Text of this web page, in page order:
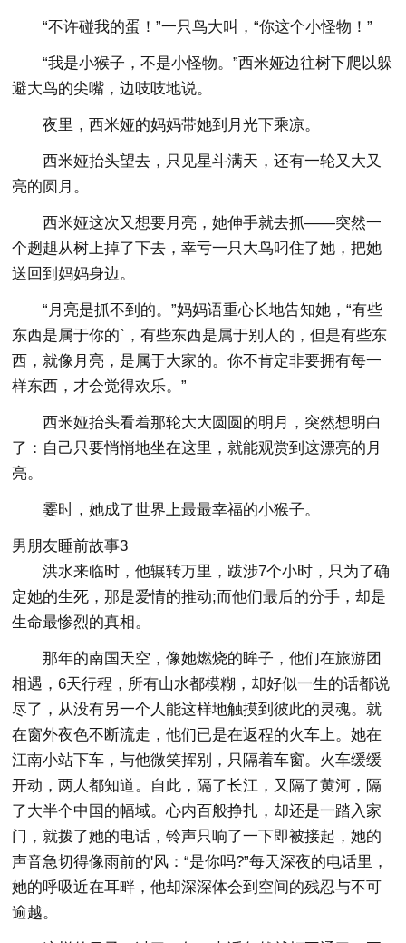
“不许碰我的蛋！”一只鸟大叫，“你这个小怪物！”
“我是小猴子，不是小怪物。”西米娅边往树下爬以躲
避大鸟的尖嘴，边吱吱地说。
夜里，西米娅的妈妈带她到月光下乘凉。
西米娅抬头望去，只见星斗满天，还有一轮又大又
亮的圆月。
西米娅这次又想要月亮，她伸手就去抓——突然一
个趔趄从树上掉了下去，幸亏一只大鸟叼住了她，把她
送回到妈妈身边。
“月亮是抓不到的。”妈妈语重心长地告知她，“有些
东西是属于你的`，有些东西是属于别人的，但是有些东
西，就像月亮，是属于大家的。你不肯定非要拥有每一
样东西，才会觉得欢乐。”
西米娅抬头看着那轮大大圆圆的明月，突然想明白
了：自己只要悄悄地坐在这里，就能观赏到这漂亮的月
亮。
霎时，她成了世界上最最幸福的小猴子。
男朋友睡前故事3
洪水来临时，他辗转万里，跋涉7个小时，只为了确
定她的生死，那是爱情的推动;而他们最后的分手，却是
生命最惨烈的真相。
那年的南国天空，像她燃烧的眸子，他们在旅游团
相遇，6天行程，所有山水都模糊，却好似一生的话都说
尽了，从没有另一个人能这样地触摸到彼此的灵魂。就
在窗外夜色不断流走，他们已是在返程的火车上。她在
江南小站下车，与他微笑挥别，只隔着车窗。火车缓缓
开动，两人都知道。自此，隔了长江，又隔了黄河，隔
了大半个中国的幅域。心内百般挣扎，却还是一踏入家
门，就拨了她的电话，铃声只响了一下即被接起，她的
声音急切得像雨前的'风：“是你吗?”每天深夜的电话里，
她的呼吸近在耳畔，他却深深体会到空间的残忍与不可
逾越。